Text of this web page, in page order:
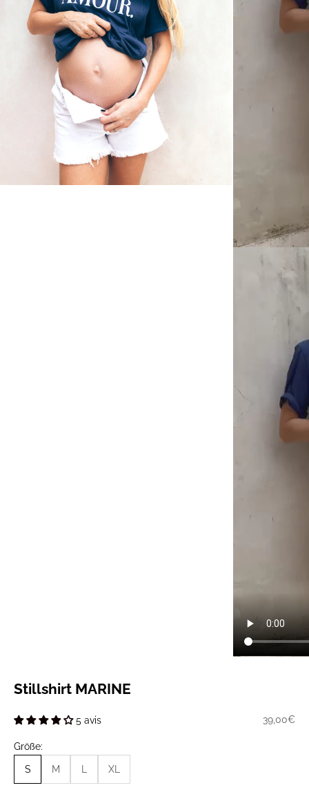
Stillshirt MARINE
5 avis Prix de
39,00€
Größe:
S M XL